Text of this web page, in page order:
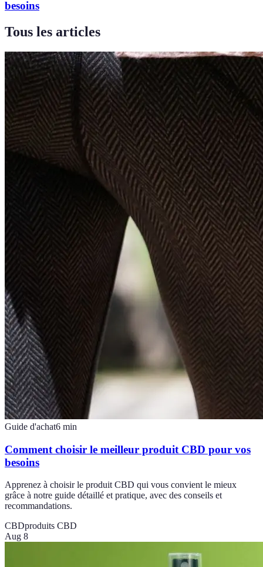
besoins
Tous les articles
Guide d'achat6 min
Comment choisir le meilleur produit CBD pour vos
besoins
Apprenez à choisir le produit CBD qui vous convient le mieux
grâce à notre guide détaillé et pratique, avec des conseils et
recommandations.
CBDproduits CBD
Aug 8